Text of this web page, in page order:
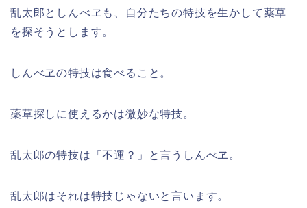
乱太郎としんべヱも、自分たちの特技を生かして薬草
を探そうとします。
しんべヱの特技は食べること。
薬草探しに使えるかは微妙な特技。
乱太郎の特技は「不運？」と言うしんべヱ。
乱太郎はそれは特技じゃないと言います。